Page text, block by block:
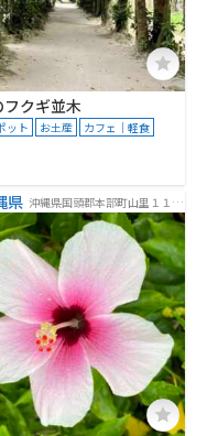
クギ並木
ット お土産 カフェ｜軽食
県 沖縄県国頭郡本部町山里１１５
３−２